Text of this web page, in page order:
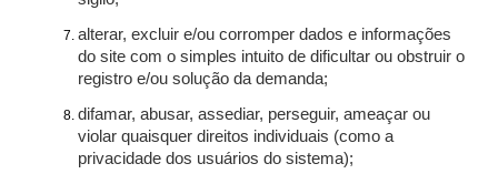
alterar, excluir e/ou corromper dados e informações
do site com o simples intuito de dificultar ou obstruir o
registro e/ou solução da demanda;
difamar, abusar, assediar, perseguir, ameaçar ou
violar quaisquer direitos individuais (como a
privacidade dos usuários do sistema);